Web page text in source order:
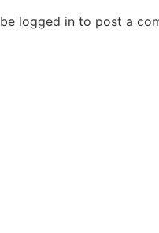
logged in to post a